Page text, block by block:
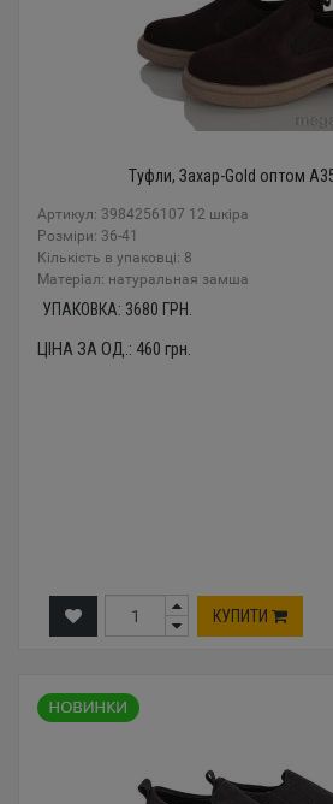
Туфли, Захар-Gold оптом
Артикул: 3984256107 12 шкіра
Розміри: 36-41
Кількість в упаковці: 8
Mатеріал: натуральная замша
УПАКОВКА: 3680 ГРН.
ЦІНА ЗА ОД.: 460 грн.
КУПИТИ